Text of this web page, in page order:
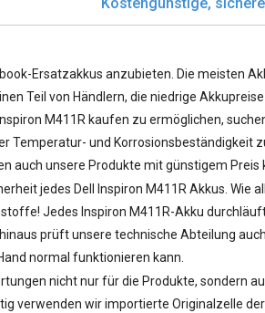
Ersatzakkus anzubieten. Die meisten
Teil von Händlern, die niedrige
M411R kaufen zu ermöglichen,
Temperatur- und Korrosionsbeständigkeit
auch unsere Produkte mit günstigem Preis
jedes Dell Inspiron M411R Akkus . Wie
Jedes Inspiron M411R-Akku
prüft unsere technische Abteilung
normal funktionieren kann.
nicht nur für die Produkte, sondern
verwenden wir importierte Originalzelle